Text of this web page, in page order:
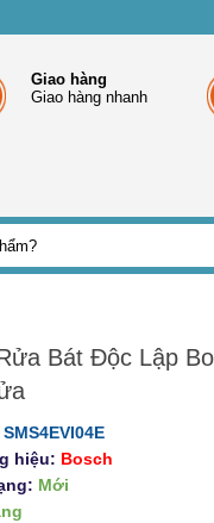
Giao hàng
Giao hàng nhanh
Bát Độc Lập
SMS4EVI04E
hiệu: Bosch
Mới